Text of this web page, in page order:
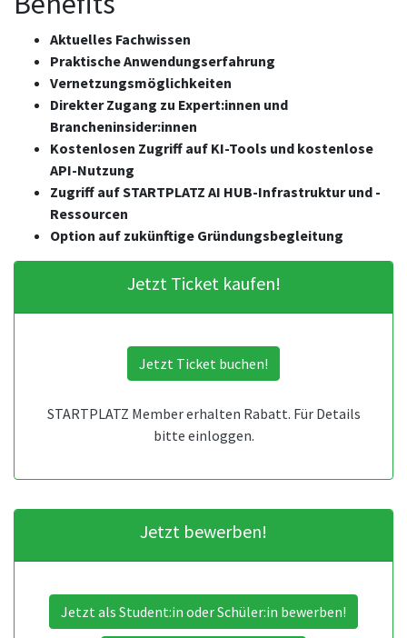
Aktuelles Fachwissen
Praktische Anwendungserfahrung
Vernetzungsmöglichkeiten
Direkter Zugang zu Expert:innen und
Brancheninsider:innen
Kostenlosen Zugriff auf KI-Tools und kostenlose
API-Nutzung
Zugriff auf STARTPLATZ AI HUB-Infrastruktur und -
Ressourcen
Option auf zukünftige Gründungsbegleitung
Jetzt Ticket kaufen!
Jetzt Ticket buchen!
STARTPLATZ Member erhalten Rabatt. Für Details
bitte einloggen.
Jetzt bewerben!
Jetzt als Student:in oder Schüler:in bewerben!